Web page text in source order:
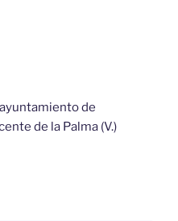
de
de la Palma (V.)